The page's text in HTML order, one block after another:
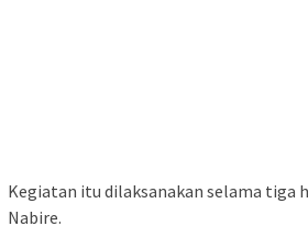
Kegiatan itu dilaksanakan selama tiga
Nabire.